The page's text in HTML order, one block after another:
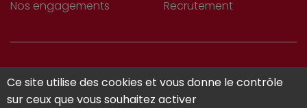
Nos engagements
Recrutement
S’INSCRIRE
À LA NEWSLETTER
Je m'abonne
Ce site utilise des cookies et vous donne le contrôle
sur ceux que vous souhaitez activer